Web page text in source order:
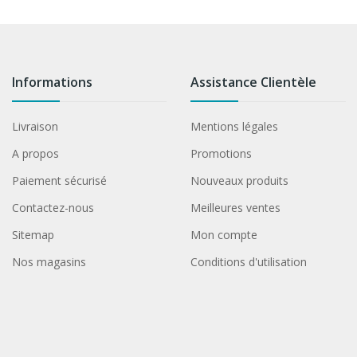
Informations
Livraison
A propos
Paiement sécurisé
Contactez-nous
Sitemap
Nos magasins
Assistance Clientèle
Mentions légales
Promotions
Nouveaux produits
Meilleures ventes
Mon compte
Conditions d'utilisation